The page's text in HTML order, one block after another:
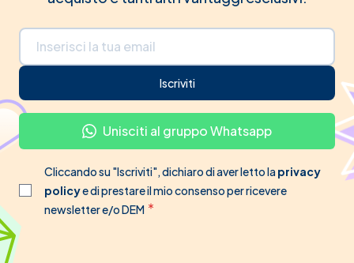
Indirizzo email
Iscriviti
Unisciti al gruppo Whatsapp
Cliccando su "Iscriviti", dichiaro di aver letto laprivacy
policye di prestare il mio consenso per ricevere
newsletter e/o DEM